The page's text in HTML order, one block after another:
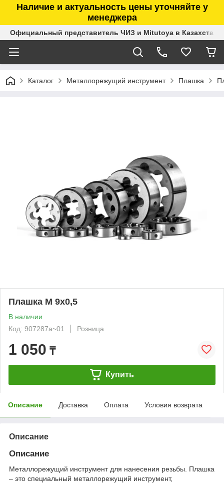
Наличие и актуальность цены уточняйте у
менеджера
Официальный представитель ЧИЗ и Mitutoya в Казахстане
Каталог Металлорежущий инструмент Плашка
Плашка М 9х0,5
В наличии
Код: 907287а~01
Розница
1 050 ₸
Купить
Описание Доставка Оплата Условия возврата
Описание
Описание
Металлорежущий инструмент для нанесения резьбы. Плашка
– это специальный металлорежущий инструмент,